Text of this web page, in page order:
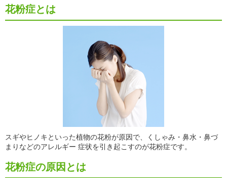
花粉症とは
スギやヒノキといった植物の花粉が原因で、くしゃみ・鼻水・鼻づ
まりなどのアレルギー 症状を引き起こすのが花粉症です。
花粉症の原因とは